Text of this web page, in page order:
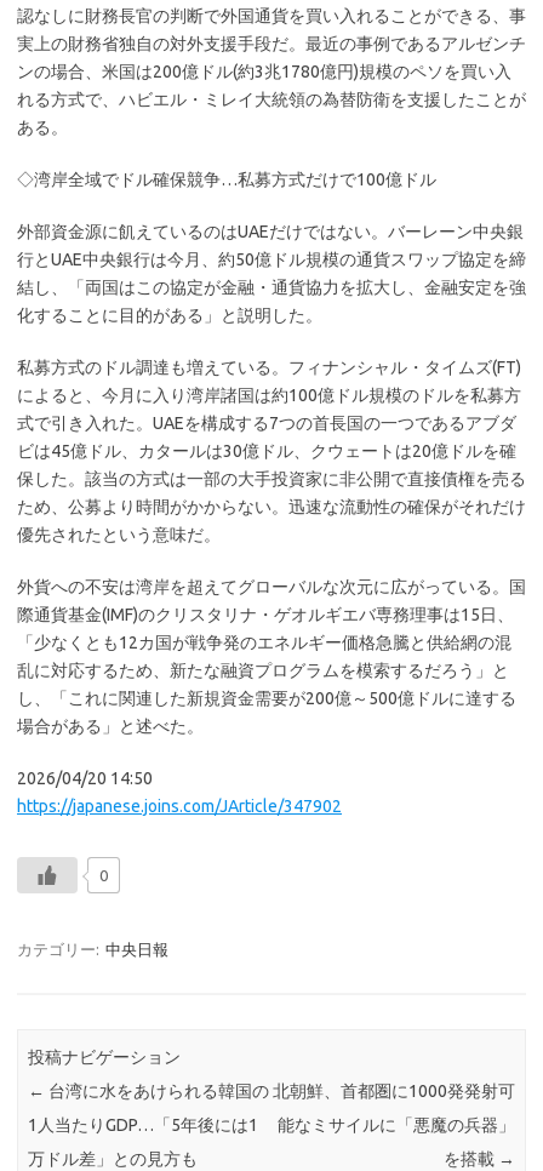
認なしに財務長官の判断で外国通貨を買い入れることができる、事
実上の財務省独自の対外支援手段だ。最近の事例であるアルゼンチ
ンの場合、米国は200億ドル(約3兆1780億円)規模のペソを買い入
れる方式で、ハビエル・ミレイ大統領の為替防衛を支援したことが
ある。
◇湾岸全域でドル確保競争…私募方式だけで100億ドル
外部資金源に飢えているのはUAEだけではない。バーレーン中央銀
行とUAE中央銀行は今月、約50億ドル規模の通貨スワップ協定を締
結し、「両国はこの協定が金融・通貨協力を拡大し、金融安定を強
化することに目的がある」と説明した。
私募方式のドル調達も増えている。フィナンシャル・タイムズ(FT)
によると、今月に入り湾岸諸国は約100億ドル規模のドルを私募方
式で引き入れた。UAEを構成する7つの首長国の一つであるアブダ
ビは45億ドル、カタールは30億ドル、クウェートは20億ドルを確
保した。該当の方式は一部の大手投資家に非公開で直接債権を売る
ため、公募より時間がかからない。迅速な流動性の確保がそれだけ
優先されたという意味だ。
外貨への不安は湾岸を超えてグローバルな次元に広がっている。国
際通貨基金(IMF)のクリスタリナ・ゲオルギエバ専務理事は15日、
「少なくとも12カ国が戦争発のエネルギー価格急騰と供給網の混
乱に対応するため、新たな融資プログラムを模索するだろう」と
し、「これに関連した新規資金需要が200億～500億ドルに達する
場合がある」と述べた。
2026/04/20 14:50
https://japanese.joins.com/JArticle/347902
0
カテゴリー: 中央日報
投稿ナビゲーション
← 台湾に水をあけられる韓国の
1人当たりGDP…「5年後には1
万ドル差」との見方も
北朝鮮、首都圏に1000発発射可
能なミサイルに「悪魔の兵器」
を搭載 →